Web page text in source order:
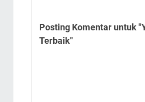
Posting Komentar untuk
Terbaik"